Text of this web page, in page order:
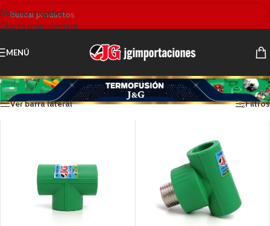
Skip to navigation
Skip to main content
MENÚ
Inicio/Catálogo/Termofusión
Mostrando los 22 resultados
Ver barra lateral
Filtros